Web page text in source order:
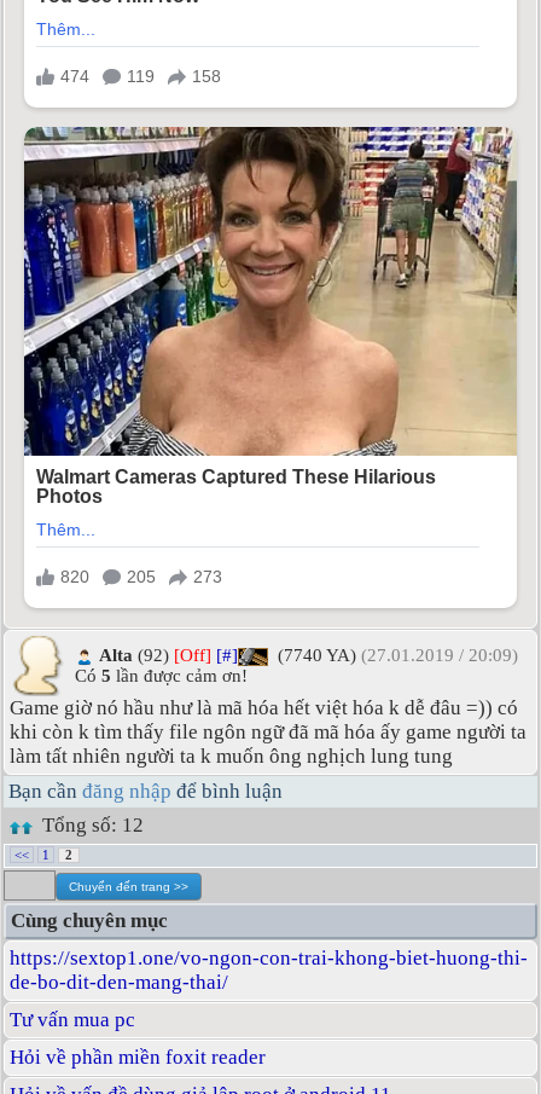
Alta (92) [Off] [#] (7740 YA) (27.01.2019 / 20:09)
Có 5 lần được cảm ơn!
Game giờ nó hầu như là mã hóa hết việt hóa k dễ đâu =)) có
khi còn k tìm thấy file ngôn ngữ đã mã hóa ấy game người ta
làm tất nhiên người ta k muốn ông nghịch lung tung
Bạn cần đăng nhập để bình luận
Tổng số: 12
<< 1 2
Cùng chuyên mục
https://sextop1.one/vo-ngon-con-trai-khong-biet-huong-thi-
de-bo-dit-den-mang-thai/
Tư vấn mua pc
Hỏi về phần miền foxit reader